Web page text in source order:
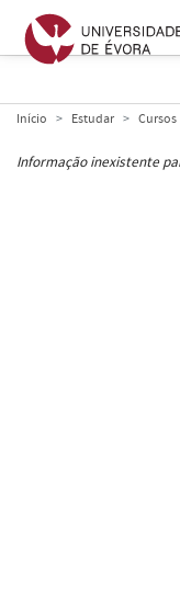
Início Estudar Cursos
Informação inexistente